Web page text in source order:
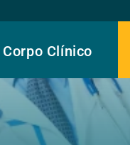
Corpo Clínico